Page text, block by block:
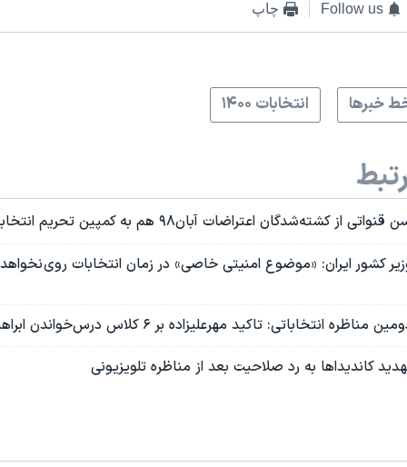
Follow us چاپ
خبرها انتخابات ۱۴۰۰
اعتراضات آبان۹۸ هم به کمپین تحریم انتخابات ۱۴۰۰ پیوست
۱۴۰۰ - وزیر کشور ایران: «موضوع امنیتی خاصی» در زمان انتخابات روی